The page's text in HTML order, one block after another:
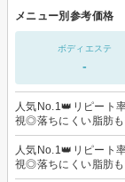
メニュー別参考価格
ボディエステ
-
人気No.1👑リピート
視◎落ちにくい脂肪
人気No.1👑リピート
視◎落ちにくい脂肪